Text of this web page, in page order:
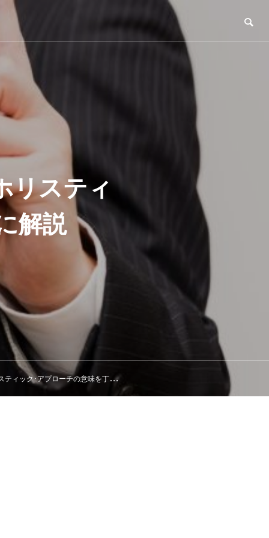
リスティ
解説
ク･アプローチの意味を丁寧に解説